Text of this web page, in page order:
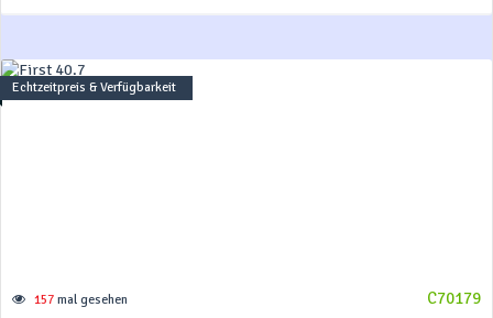
Echtzeitpreis & Verfügbarkeit
C70179
157 mal gesehen